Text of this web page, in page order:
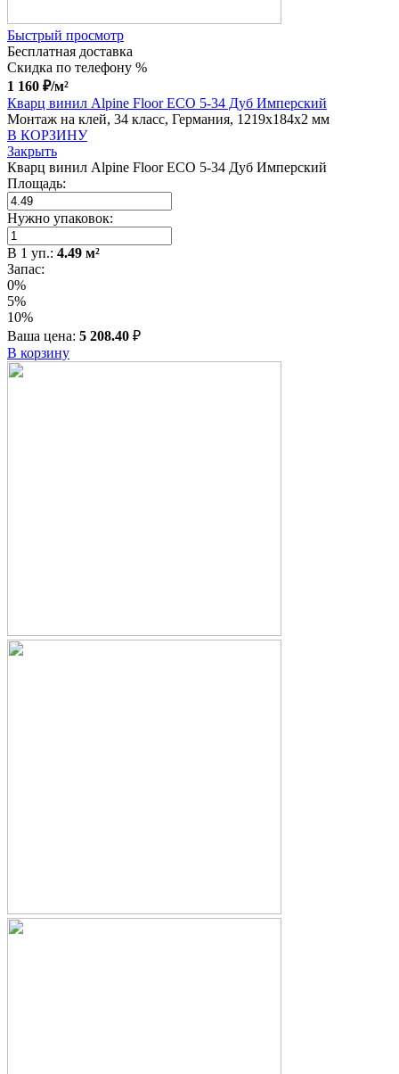
Быстрый просмотр
Бесплатная доставка
Скидка по телефону %
1 160 ₽/м²
Кварц винил Alpine Floor ЕСО 5-34 Дуб Имперский
Монтаж на клей, 34 класс, Германия, 1219x184x2 мм
В КОРЗИНУ
Закрыть
Кварц винил Alpine Floor ЕСО 5-34 Дуб Имперский
Площадь:
Нужно упаковок:
В 1 уп.: 4.49 м²
Запас:
0%
5%
10%
Ваша цена: 5 208.40 ₽
В корзину